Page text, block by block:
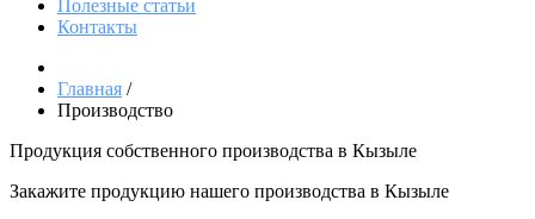
Полезные статьи
Контакты
Главная /
Производство
Продукция собственного производства в Кызыле
Закажите продукцию нашего производства в Кызыле